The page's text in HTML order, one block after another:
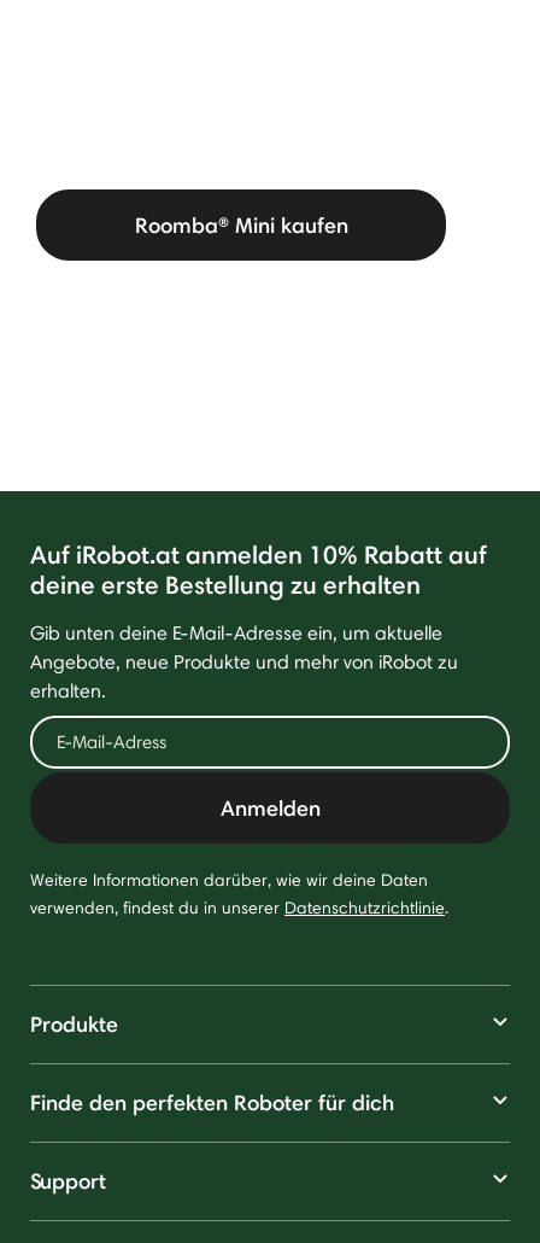
Roomba® Mini kaufen
Auf iRobot.at anmelden 10% Rabatt auf
deine erste Bestellung zu erhalten
Gib unten deine E-Mail-Adresse ein, um aktuelle
Angebote, neue Produkte und mehr von iRobot zu
erhalten.
Anmelden
Weitere Informationen darüber, wie wir deine Daten
verwenden, findest du in unserer Datenschutzrichtlinie.
Produkte
Finde den perfekten Roboter für dich
Support